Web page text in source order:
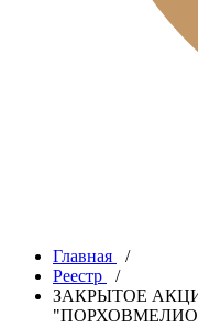
Главная
/
Реестр
/
ЗАКРЫТОЕ